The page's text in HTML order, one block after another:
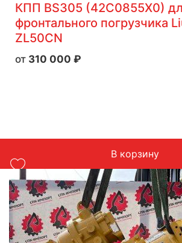
КПП BS305 (42C0855X0)
фронтального погрузчика
ZL50CN
310 000 ₽
В корзину